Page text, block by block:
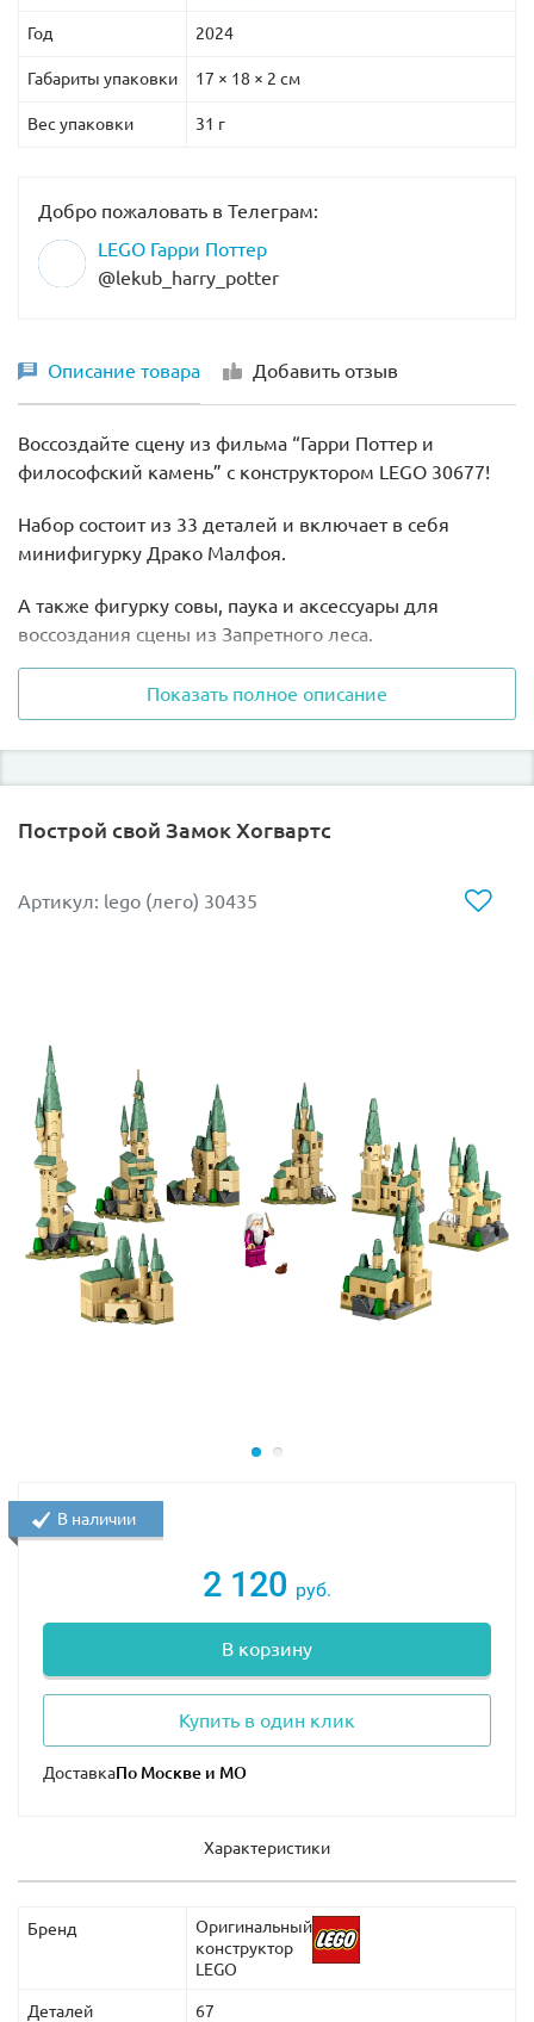
Год 2024
Габариты упаковки 17 × 18 × 2 см
Вес упаковки 31 г
Добро пожаловать в Телеграм:
LEGO Гарри Поттер
@lekub_harry_potter
Описание товара Добавить отзыв
Воссоздайте сцену из фильма “Гарри Поттер и
философский камень” с конструктором LEGO 30677!
Набор состоит из 33 деталей и включает в себя
минифигурку Драко Малфоя.
А также фигурку совы, паука и аксессуары для
воссоздания сцены из Запретного леса.
Погрузитесь в волшебным мир с конструктором LEGO
30677!
Показать полное описание
Построй свой Замок Хогвартс
Артикул: lego (лего) 30435
2 120 руб.
В корзину
Купить в один клик
Доставка
В наличии
Характеристики
Бренд
Оригинальный
конструктор
LEGO
Деталей 67